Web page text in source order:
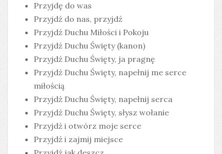
Przyjdę do was
Przyjdź do nas, przyjdź
Przyjdź Duchu Miłości i Pokoju
Przyjdź Duchu Święty (kanon)
Przyjdź Duchu Święty, ja pragnę
Przyjdź Duchu Święty, napełnij me serce
miłością
Przyjdź Duchu Święty, napełnij serca
Przyjdź Duchu Święty, słysz wołanie
Przyjdź i otwórz moje serce
Przyjdź i zajmij miejsce